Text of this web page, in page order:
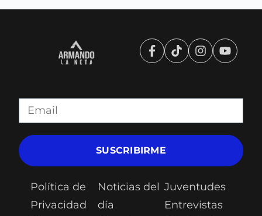
SUSCRIBIRME
Política de
Privacidad
Noticias del
día
Juventudes
Entrevistas